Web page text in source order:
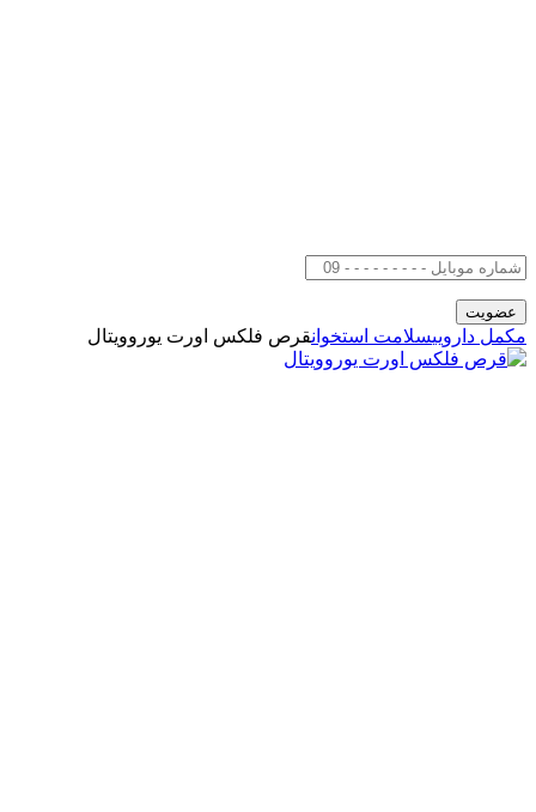
مکمل داروییسلامت استخوانقرص فلکس اورت یوروویتال